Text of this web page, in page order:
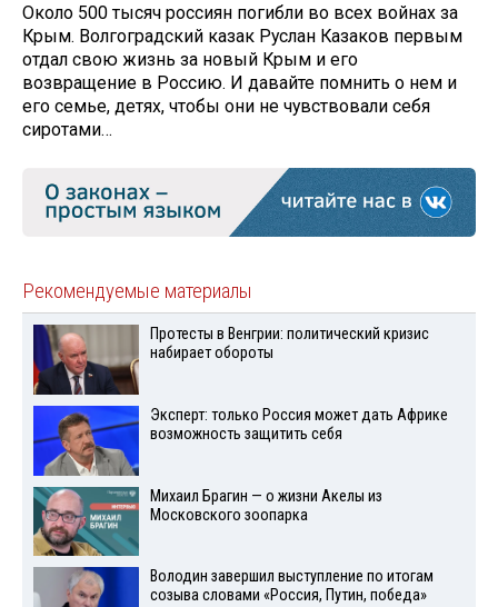
Около 500 тысяч россиян погибли во всех войнах за
Крым. Волгоградский казак Руслан Казаков первым
отдал свою жизнь за новый Крым и его
возвращение в Россию. И давайте помнить о нем и
его семье, детях, чтобы они не чувствовали себя
сиротами…
Рекомендуемые материалы
Протесты в Венгрии: политический кризис
набирает обороты
Эксперт: только Россия может дать Африке
возможность защитить себя
Михаил Брагин — о жизни Акелы из
Московского зоопарка
Володин завершил выступление по итогам
созыва словами «Россия, Путин, победа»